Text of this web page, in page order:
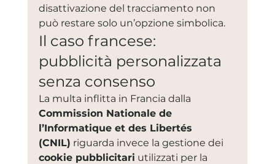
disattivazione del tracciamento non
può restare solo un’opzione simbolica.
Il caso francese:
pubblicità personalizzata
senza consenso
La multa inflitta in Francia dalla
Commission Nationale de
l’Informatique et des Libertés
(CNIL) riguarda invece la gestione dei
cookie pubblicitari utilizzati per la